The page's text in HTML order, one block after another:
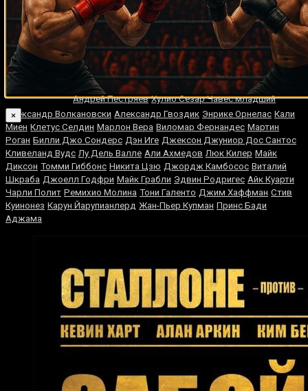
Случайные боксеры
Мурат Гассиев Эрни Шейверс Дерек Чисора
Марио
Барриос
Иван Салазар Рамон Гарбей Дэвид Маккласки Кинг
Левински Наджиб Мохаммеди Джон Текстон Марвин
Хаглер Андрей Пестряев Хулио Сезар Чавес младший
Александр Волкановски Александр Гвоздик Энрике Орнелас Кали
Миен Клетус Селдин Марлон Вера Виломар Фернандес Мартин
Роган Билли Джо Сондерс Дэн Иге Джексон Джуниор Дос Сантос
Кливеланд Вудс Лу Дель Валле Али Ахмедов Люк Килер Майк
Диксон Томми Гиббонс Никита Цзю Джордж Камбосос Виталий
Шкраба Джоелл Годфри Майк Грабли Эдвин Родригес Айк Куарти
Чарли Полит Ремихио Молина Тони Галенто Джим Хаффман Стив
Куинонез Карун Йарупианлерд Жан-Пьер Купман Принс Бади
Аджама
×